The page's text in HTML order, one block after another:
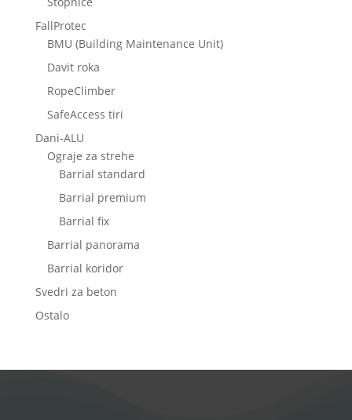
FallProtec
BMU (Building Maintenance Unit)
Davit roka
RopeClimber
SafeAccess tiri
Dani-ALU
Ograje za strehe
Barrial standard
Barrial premium
Barrial fix
Barrial panorama
Barrial koridor
Svedri za beton
Ostalo